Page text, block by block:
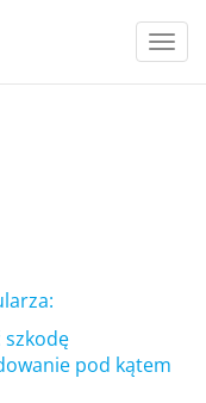
szkodę
pod kątem